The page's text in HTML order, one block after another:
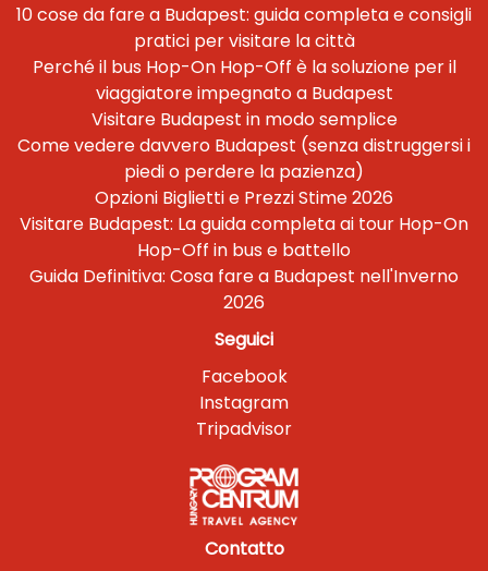
10 cose da fare a Budapest: guida completa e consigli
pratici per visitare la città
Perché il bus Hop-On Hop-Off è la soluzione per il
viaggiatore impegnato a Budapest
Visitare Budapest in modo semplice
Come vedere davvero Budapest (senza distruggersi i
piedi o perdere la pazienza)
Opzioni Biglietti e Prezzi Stime 2026
Visitare Budapest: La guida completa ai tour Hop-On
Hop-Off in bus e battello
Guida Definitiva: Cosa fare a Budapest nell'Inverno
2026
Seguici
Facebook
Instagram
Tripadvisor
Contatto